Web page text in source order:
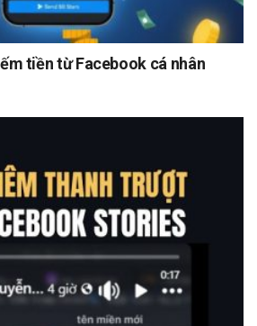
tiền từ Facebook cá nhân